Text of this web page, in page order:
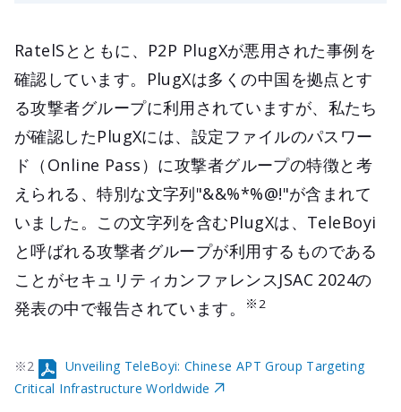
RatelSとともに、P2P PlugXが悪用された事例を
確認しています。PlugXは多くの中国を拠点とす
る攻撃者グループに利用されていますが、私たち
が確認したPlugXには、設定ファイルのパスワー
ド（Online Pass）に攻撃者グループの特徴と考
えられる、特別な文字列"&&%*%@!"が含まれて
いました。この文字列を含むPlugXは、TeleBoyi
と呼ばれる攻撃者グループが利用するものである
ことがセキュリティカンファレンスJSAC 2024の
発表の中で報告されています。
※2
※2
Unveiling TeleBoyi: Chinese APT Group Targeting
Critical Infrastructure Worldwide